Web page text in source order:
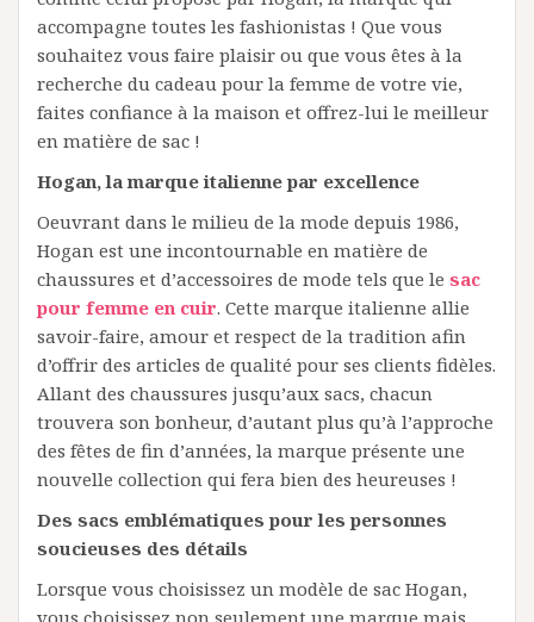
accompagne toutes les fashionistas ! Que vous
souhaitez vous faire plaisir ou que vous êtes à la
recherche du cadeau pour la femme de votre vie,
faites confiance à la maison et offrez-lui le meilleur
en matière de sac !
Hogan, la marque italienne par excellence
Oeuvrant dans le milieu de la mode depuis 1986,
Hogan est une incontournable en matière de
chaussures et d’accessoires de mode tels que le sac
pour femme en cuir. Cette marque italienne allie
savoir-faire, amour et respect de la tradition afin
d’offrir des articles de qualité pour ses clients fidèles.
Allant des chaussures jusqu’aux sacs, chacun
trouvera son bonheur, d’autant plus qu’à l’approche
des fêtes de fin d’années, la marque présente une
nouvelle collection qui fera bien des heureuses !
Des sacs emblématiques pour les personnes
soucieuses des détails
Lorsque vous choisissez un modèle de sac Hogan,
vous choisissez non seulement une marque mais